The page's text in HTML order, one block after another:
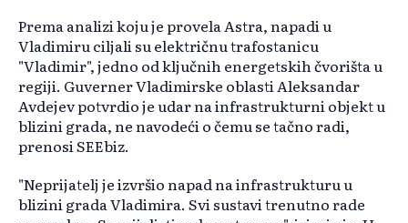
Prema analizi koju je provela Astra, napadi u
Vladimiru ciljali su električnu trafostanicu
"Vladimir", jedno od ključnih energetskih čvorišta u
regiji. Guverner Vladimirske oblasti Aleksandar
Avdejev potvrdio je udar na infrastrukturni objekt u
blizini grada, ne navodeći o čemu se tačno radi,
prenosi SEEbiz.
"Neprijatelj je izvršio napad na infrastrukturu u
blizini grada Vladimira. Svi sustavi trenutno rade